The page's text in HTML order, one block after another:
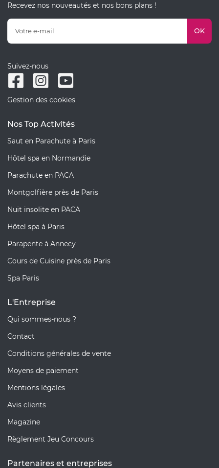
Recevez nos nouveautés et nos bons plans !
OK
Suivez-nous
Gestion des cookies
Nos Top Activités
Saut en Parachute à Paris
Hôtel spa en Normandie
Parachute en PACA
Montgolfière près de Paris
Nuit insolite en PACA
Hôtel spa à Paris
Parapente à Annecy
Cours de Cuisine près de Paris
Spa Paris
L'Entreprise
Qui sommes-nous ?
Contact
Conditions générales de vente
Moyens de paiement
Mentions légales
Avis clients
Magazine
Règlement Jeu Concours
Partenaires et entreprises